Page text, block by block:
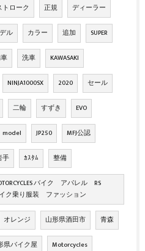
トローク 正規 ディーラー
ル カラー 追加 SUPER
洗車 KAWASAKI
NINJA1000SX 2020 セール
二輪 すずき EVO
model JP250 MFJ公認
手 ｶｽﾀﾑ 整備
バイク アパレル RS
乗り服装 ファッション
オレンジ 山形県酒田市 青森
県バイク屋 Motorcycles